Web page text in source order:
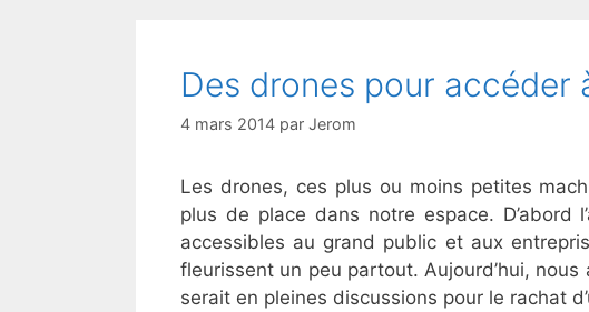
Des drones pour accéder
4 mars 2014 par Jerom
Les drones, ces plus ou moins petites
plus de place dans notre espace. D’abord
accessibles au grand public et aux
fleurissent un peu partout. Aujourd’hui,
serait en pleines discussions pour le rachat